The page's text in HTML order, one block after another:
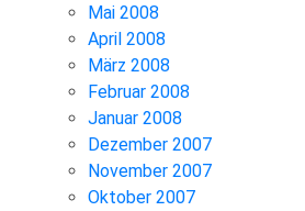
Mai 2008
April 2008
März 2008
Februar 2008
Januar 2008
Dezember 2007
November 2007
Oktober 2007